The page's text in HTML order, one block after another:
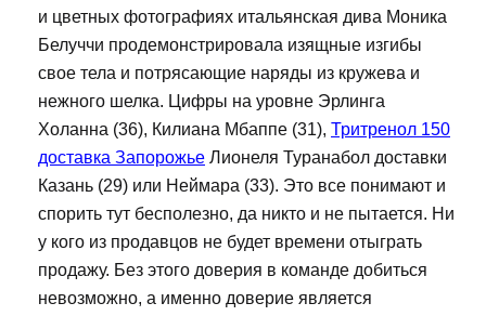
и цветных фотографиях итальянская дива Моника
Белуччи продемонстрировала изящные изгибы
свое тела и потрясающие наряды из кружева и
нежного шелка. Цифры на уровне Эрлинга
Холанна (36), Килиана Мбаппе (31), Тритренол 150
доставка Запорожье Лионеля Туранабол доставки
Казань (29) или Неймара (33). Это все понимают и
спорить тут бесполезно, да никто и не пытается. Ни
у кого из продавцов не будет времени отыграть
продажу. Без этого доверия в команде добиться
невозможно, а именно доверие является